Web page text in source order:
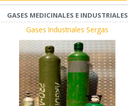
GASES MEDICINALES E INDUSTRIALES
Gases Industriales Sergas